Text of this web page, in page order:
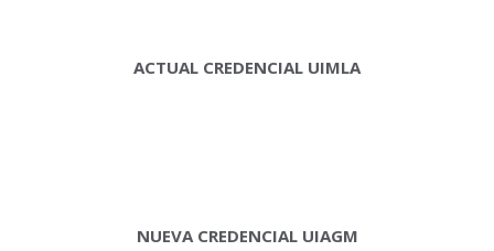
ACTUAL CREDENCIAL UIMLA
NUEVA CREDENCIAL UIAGM